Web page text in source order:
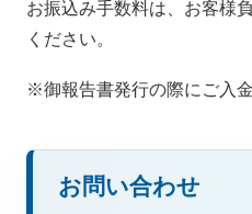
お振込み手数料は、お客様
ください。
※御報告書発行の際にご入
お問い合わせ